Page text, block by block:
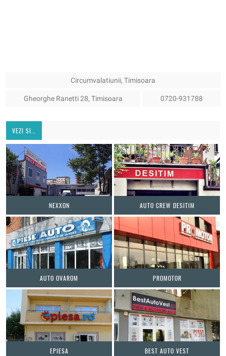
Circumvalatiunii, Timisoara
Gheorghe Ranetti 28, Timisoara 0720-931788
VEZI SI...
NEXXON AUTO CREW DESITIM
AUTO OVAROM PROMOTOR
EPIESA BEST AUTO VEST